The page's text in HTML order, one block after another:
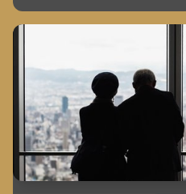
novega doma upokojencev,